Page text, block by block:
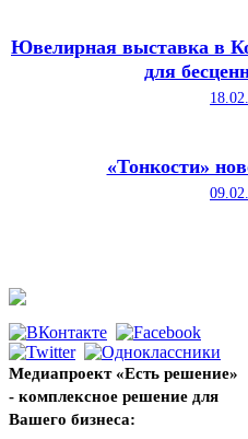
Ювелирная выставка в
для
«Тонкости»
Медиапроект «Есть решение»
- комплексное решение для
Вашего бизнеса: